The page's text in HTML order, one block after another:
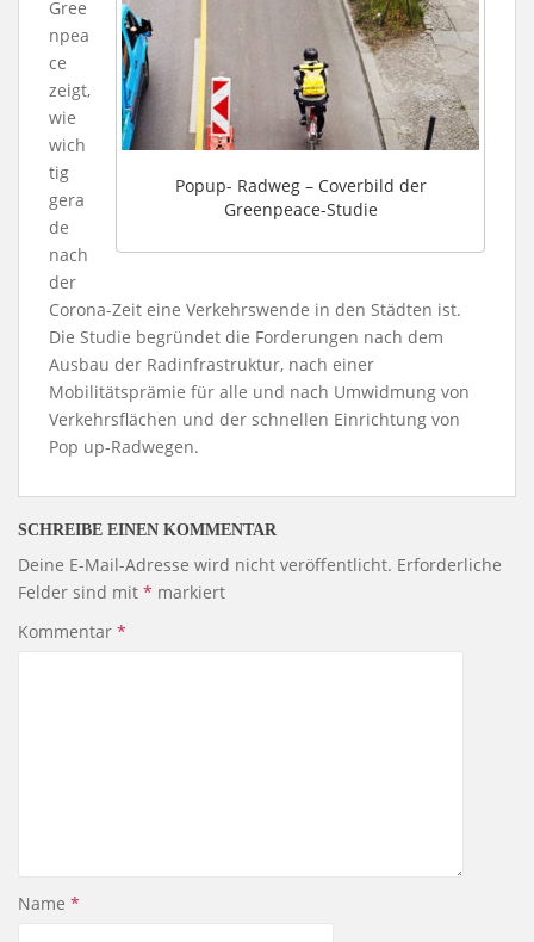
Popup- Radweg – Coverbild der
Greenpeace-Studie
Gree
npea
ce
zeigt,
wie
wich
tig
gera
de
nach
der
Corona-Zeit eine Verkehrswende in den Städten ist.
Die Studie begründet die Forderungen nach dem
Ausbau der Radinfrastruktur, nach einer
Mobilitätsprämie für alle und nach Umwidmung von
Verkehrsflächen und der schnellen Einrichtung von
Pop up-Radwegen.
SCHREIBE EINEN KOMMENTAR
Deine E-Mail-Adresse wird nicht veröffentlicht. Erforderliche
Felder sind mit * markiert
Kommentar *
Name *